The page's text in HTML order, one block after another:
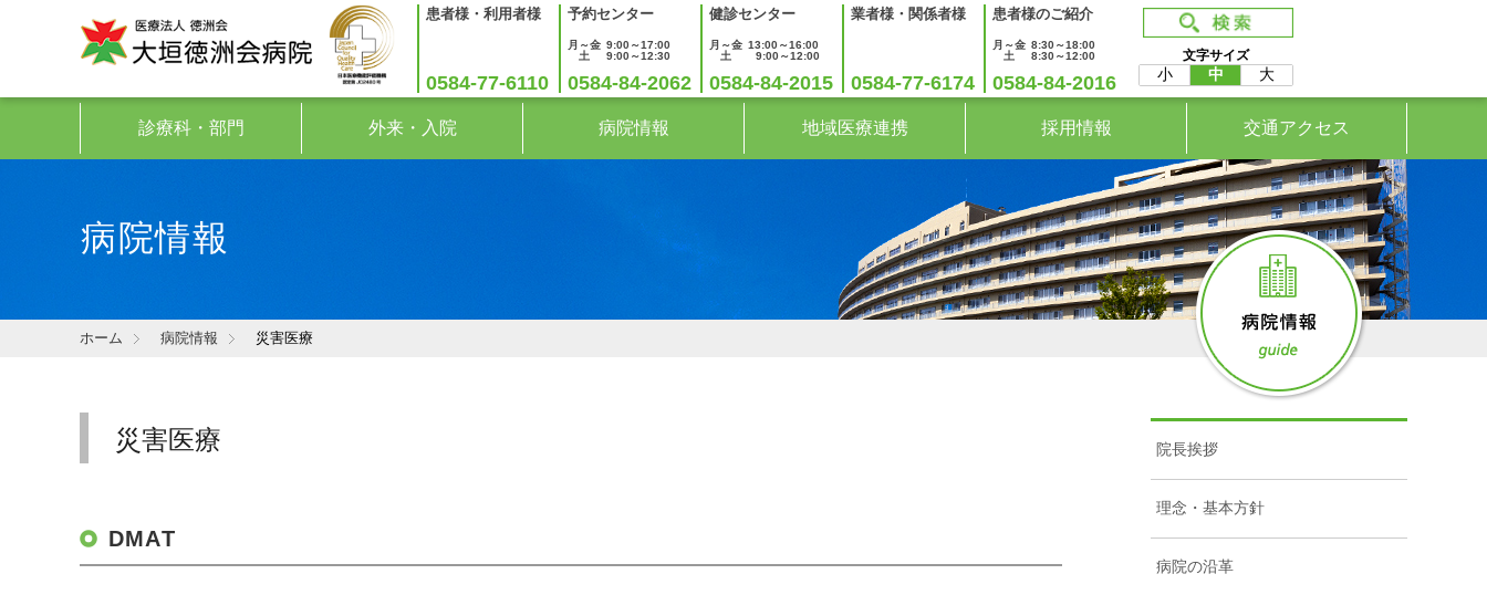
患者様・利用者様
0584-77-6110
予約センター
月～金 9:00～17:00
土
9:00～12:30
0584-84-2062
健診センター
月～金 13:00～16:00
土
9:00～12:00
0584-84-2015
業者様・関係者様
0584-77-6174
患者様のご紹介
月～金 8:30～18:00
土
8:30～12:00
0584-84-2016
文字サイズ
小 中 大
診療科・部門 外来・入院 病院情報 地域医療連携 採用情報 交通アクセス
病院情報
ホーム 病院情報 災害医療
災害医療
DMAT
院長挨拶
理念・基本方針
病院の沿革